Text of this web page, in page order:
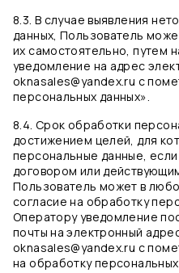
8.3. В случае выявления
данных, Пользователь
их самостоятельно, путем
уведомление на адрес
oknasales@yandex.ru с
персональных данных».
8.4. Срок обработки
достижением целей, для
персональные данные,
договором или
Пользователь может в
согласие на обработку
Оператору уведомление
почты на электронный
oknasales@yandex.ru с
на обработку